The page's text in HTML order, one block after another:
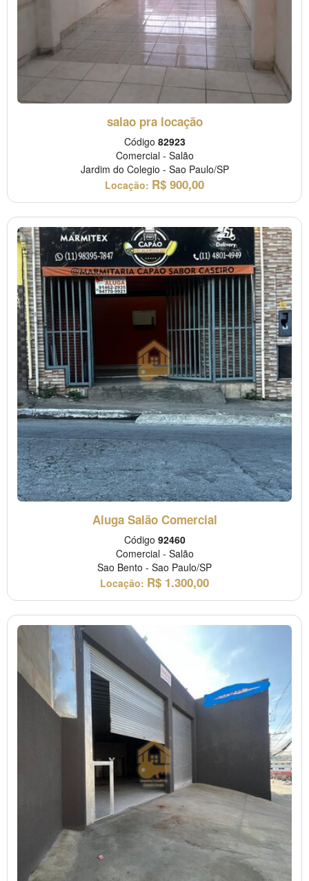
salao pra locação
Código 82923
Comercial - Salão
Jardim do Colegio - Sao Paulo/SP
Locação: R$ 900,00
Aluga Salão Comercial
Código 92460
Comercial - Salão
Sao Bento - Sao Paulo/SP
Locação: R$ 1.300,00